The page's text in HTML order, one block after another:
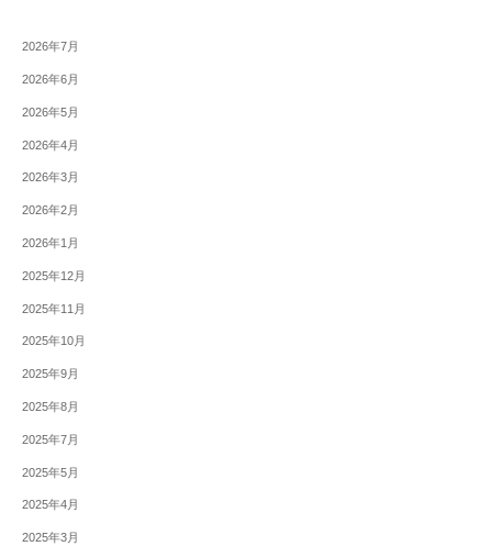
2026年7月
2026年6月
2026年5月
2026年4月
2026年3月
2026年2月
2026年1月
2025年12月
2025年11月
2025年10月
2025年9月
2025年8月
2025年7月
2025年5月
2025年4月
2025年3月